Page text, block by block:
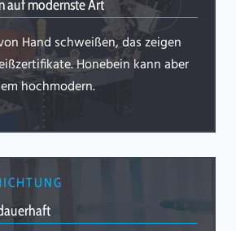
auf modernste Art
Hand schweißen, das zeigen
Honebein kann aber
hochmodern.